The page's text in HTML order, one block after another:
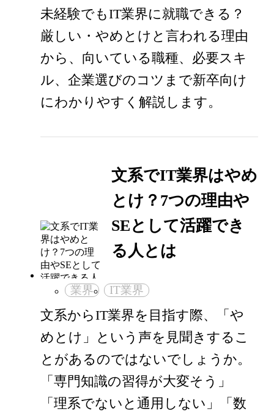
未経験でもIT業界に就職できる？
厳しい・やめとけと言われる理由
から、向いている職種、必要スキ
ル、企業選びのコツまで新卒向け
にわかりやすく解説します。
文系でIT業界はやめ
とけ？7つの理由や
SEとして活躍でき
る人とは
業界 IT業界
文系からIT業界を目指す際、「や
めとけ」という声を見聞きするこ
とがあるのではないでしょうか。
「専門知識の習得が大変そう」
「理系でないと通用しない」「数